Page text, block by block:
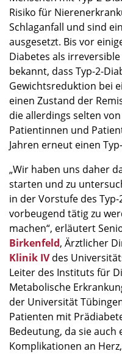
Risiko für
Schlaganfall und sind
ausgesetzt. Bis vor
Diabetes als
bekannt, dass Typ-2-
Gewichtsreduktion bei
einen Zustand der
die allerdings selten
Patientinnen und
Jahren erneut einen
„Wir haben uns daher
starten und zu
in der Vorstufe des
vorbeugend tätig zu
machen“, erläutert
Birkenfeld, Ärztlicher
Klinik IVdes
Leiter des Instituts für
Metabolische
der Universität
Patienten mit
Bedeutung, da sie
Komplikationen an